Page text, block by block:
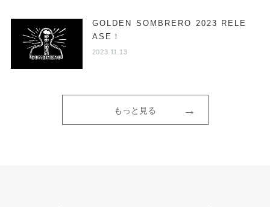
GOLDEN SOMBRERO 2023 RELE
ASE！
2023.11.13
もっと見る